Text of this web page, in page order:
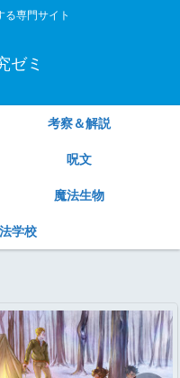
る専門サイト
ゼミ
考察＆解説
呪文
魔法生物
学校